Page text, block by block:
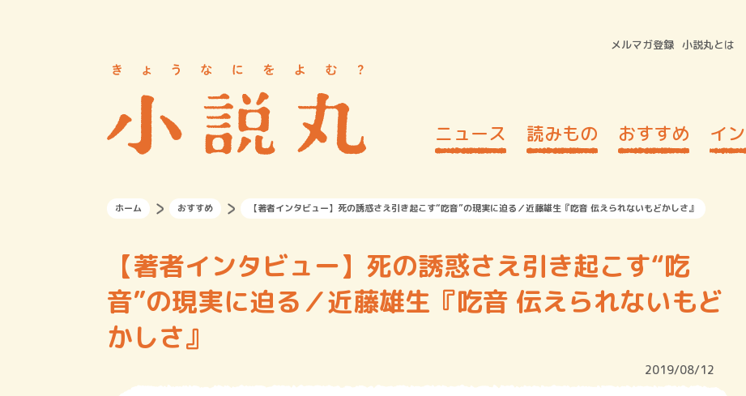
メルマガ登録 小説丸とは
ニュース 読みもの おすすめ イ
ホーム おすすめ 【著者インタビュー】死の誘惑さえ引き起こす“吃音”の現実に迫る／近藤雄生『吃音 伝えられないもどかしさ』
【著者インタビュー】死の誘惑さえ引き起こす“吃
音”の現実に迫る／近藤雄生『吃音 伝えられないもど
かしさ』
2019/08/12